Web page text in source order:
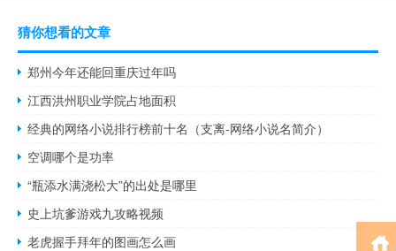
猜你想看的文章
郑州今年还能回重庆过年吗
江西洪州职业学院占地面积
经典的网络小说排行榜前十名（支离-网络小说名简介）
空调哪个是功率
“瓶添水满浇松大”的出处是哪里
史上坑爹游戏九攻略视频
老虎握手拜年的图画怎么画